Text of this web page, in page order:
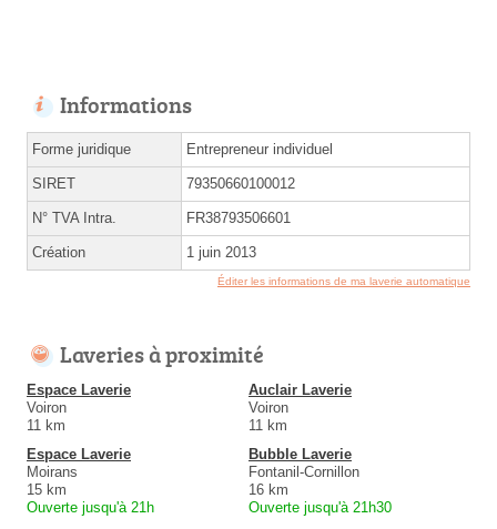
Informations
Forme juridique Entrepreneur individuel
SIRET 79350660100012
N° TVA Intra. FR38793506601
Création 1 juin 2013
Éditer les informations de ma laverie automatique
Laveries à proximité
Espace Laverie
Voiron
11 km
Auclair Laverie
Voiron
11 km
Espace Laverie
Moirans
15 km
Ouverte jusqu'à 21h
Bubble Laverie
Fontanil-Cornillon
16 km
Ouverte jusqu'à 21h30